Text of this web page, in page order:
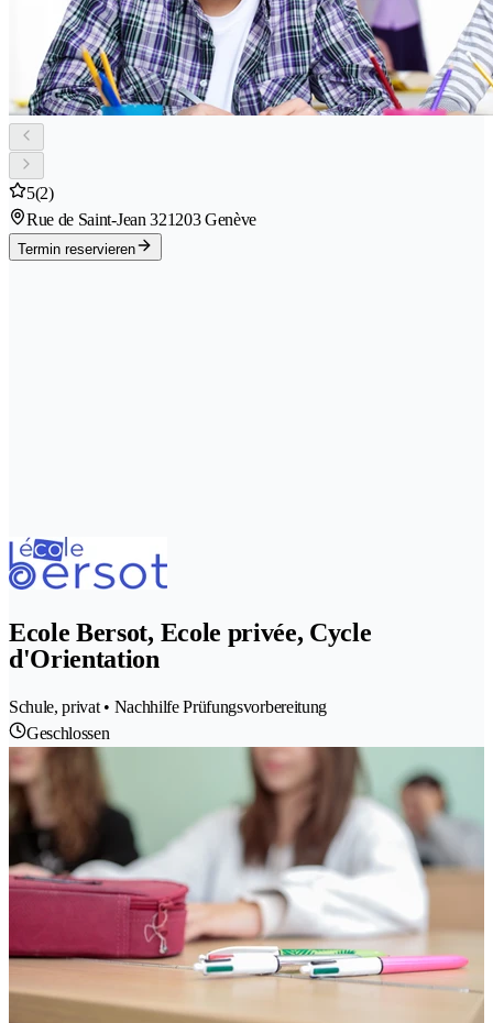
5(2)
Rue de Saint-Jean 321203 Genève
Termin reservieren
Ecole Bersot, Ecole privée, Cycle
d'Orientation
Schule, privat • Nachhilfe Prüfungsvorbereitung
Geschlossen